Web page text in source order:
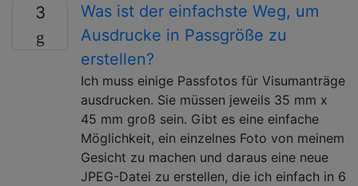
3
Was ist der einfachste Weg, um
Ausdrucke in Passgröße zu
erstellen?
Ich muss einige Passfotos für Visumanträge
ausdrucken. Sie müssen jeweils 35 mm x
45 mm groß sein. Gibt es eine einfache
Möglichkeit, ein einzelnes Foto von meinem
Gesicht zu machen und daraus eine neue
JPEG-Datei zu erstellen, die ich einfach in 6